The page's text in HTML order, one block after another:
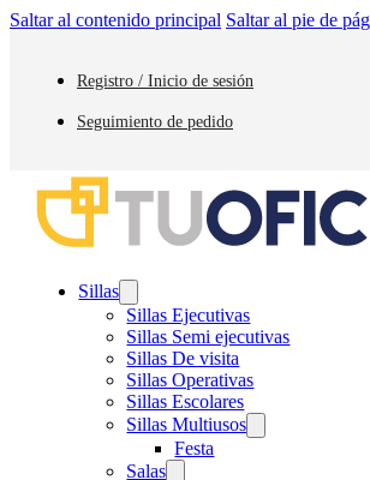
Saltar al contenido principal Saltar al pie de
Registro / Inicio de sesión
Seguimiento de pedido
Sillas
Sillas Ejecutivas
Sillas Semi ejecutivas
Sillas De visita
Sillas Operativas
Sillas Escolares
Sillas Multiusos
Festa
Salas